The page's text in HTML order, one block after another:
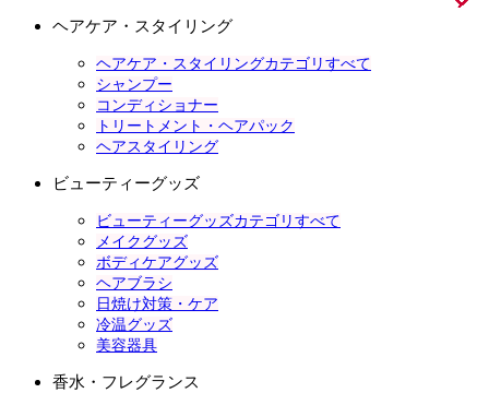
ヘアケア・スタイリング
ヘアケア・スタイリングカテゴリすべて
シャンプー
コンディショナー
トリートメント・ヘアパック
ヘアスタイリング
ビューティーグッズ
ビューティーグッズカテゴリすべて
メイクグッズ
ボディケアグッズ
ヘアブラシ
日焼け対策・ケア
冷温グッズ
美容器具
香水・フレグランス